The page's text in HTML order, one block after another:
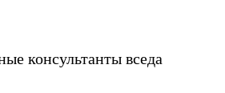
консультанты вседа